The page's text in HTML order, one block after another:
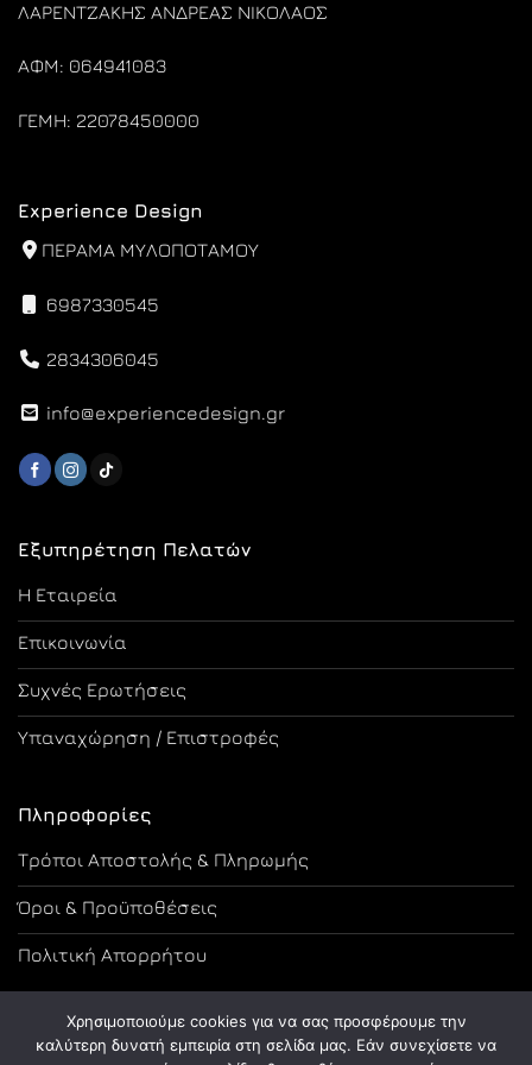
ΛΑΡΕΝΤΖΑΚΗΣ ΑΝΔΡΕΑΣ ΝΙΚΟΛΑΟΣ
ΑΦΜ: 064941083
ΓΕΜΗ: 22078450000
Εξυπηρέτηση Πελατών
Η Εταιρεία
Επικοινωνία
Συχνές Ερωτήσεις
Υπαναχώρηση / Επιστροφές
Πληροφορίες
Τρόποι Αποστολής & Πληρωμής
Όροι & Προϋποθέσεις
Πολιτική Απορρήτου
Experience Design
ΠΕΡΑΜΑ ΜΥΛΟΠΟΤΑΜΟΥ
6987330545
2834306045
info@experiencedesign.gr
Χρησιμοποιούμε cookies για να σας προσφέρουμε την
καλύτερη δυνατή εμπειρία στη σελίδα μας. Εάν συνεχίσετε να